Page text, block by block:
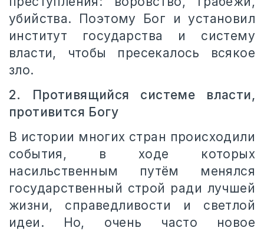
убийства. Поэтому Бог и установил
институт государства и систему
власти, чтобы пресекалось всякое
зло.
2. Противящийся системе власти,
противится Богу
В истории многих стран происходили
события, в ходе которых
насильственным путём менялся
государственный строй ради лучшей
жизни, справедливости и светлой
идеи. Но, очень часто новое